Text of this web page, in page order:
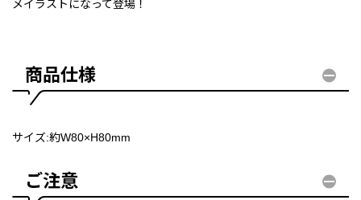
メイラストになって登場！
商品仕様
サイズ:約W80×H80mm
ご注意